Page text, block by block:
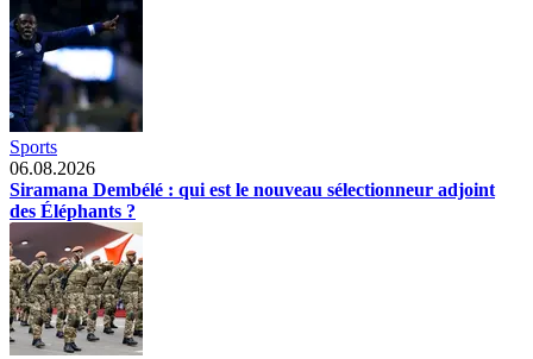
Sports
06.08.2026
Siramana Dembélé : qui est le nouveau sélectionneur adjoint
des Éléphants ?